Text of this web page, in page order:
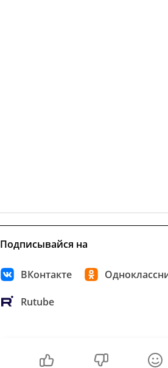
Подписывайся на
ВКонтакте
Rutube